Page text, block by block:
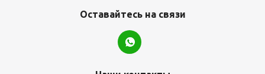
Оставайтесь на связи